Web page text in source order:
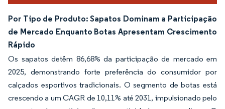
Por Tipo de Produto: Sapatos Dominam a Participação
de Mercado Enquanto Botas Apresentam Crescimento
Rápido
Os sapatos detêm 86,68% da participação de mercado em
2025, demonstrando forte preferência do consumidor por
calçados esportivos tradicionais. O segmento de botas está
crescendo a um CAGR de 10,11% até 2031, impulsionado pelo